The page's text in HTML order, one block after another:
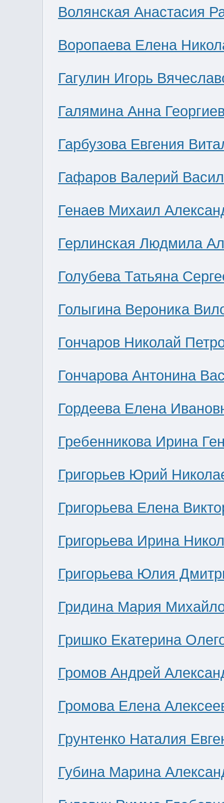
Волянская Анастасия
Воропаева Елена
Гагулин Игорь
Галямина Анна
Гарбузова Евгения
Гафаров Валерий
Генаев Михаил
Герлинская Людмила
Голубева Татьяна
Голыгина Вероника
Гончаров Николай
Гончарова Антонина
Гордеева Елена
Гребенникова Ирина
Григорьев Юрий
Григорьева Елена
Григорьева Ирина
Григорьева Юлия
Гридина Мария
Гришко Екатерина
Громов Андрей
Громова Елена
Грунтенко Наталия
Губина Марина